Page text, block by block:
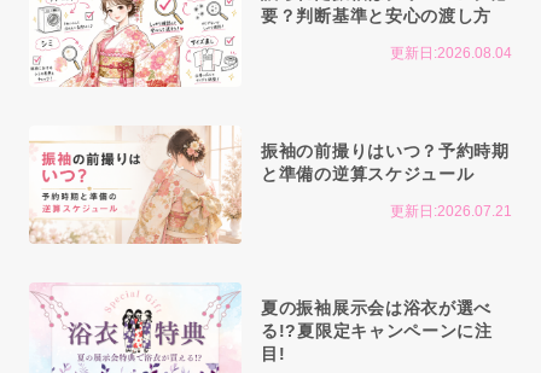
要？判断基準と安心の渡し方
更新日:2026.08.04
振袖の前撮りはいつ？予約時期
と準備の逆算スケジュール
更新日:2026.07.21
夏の振袖展示会は浴衣が選べ
る!?夏限定キャンペーンに注
目!